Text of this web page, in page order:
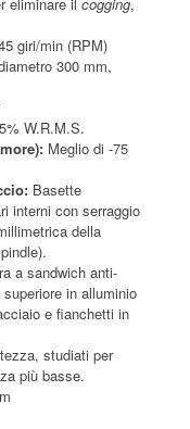
eliminare il cogging,
giri/min (RPM)
300 mm,
W.R.M.S.
Meglio di -75
Basette
interni con serraggio
della
a sandwich anti-
in alluminio
e fianchetti in
studiati per
più basse.